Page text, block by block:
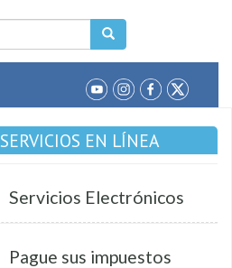
SERVICIOS EN LÍNEA
Servicios Electrónicos
Pague sus impuestos